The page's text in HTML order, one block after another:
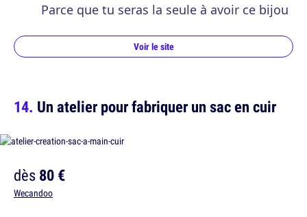
Parce que tu seras la seule à avoir ce bijou
Voir le site
Un atelier pour fabriquer un sac en cuir
dès80 €
Wecandoo